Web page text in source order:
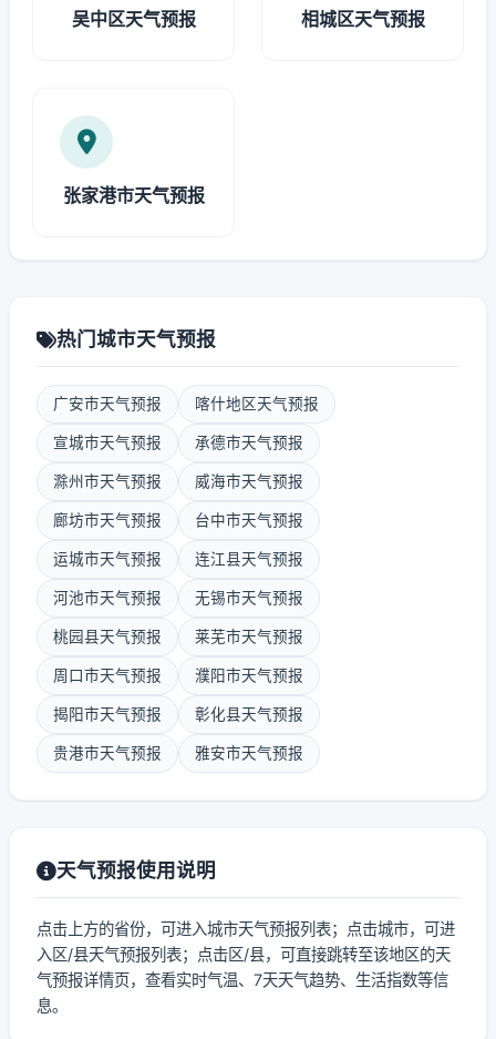
吴中区天气预报 相城区天气预报
张家港市天气预报
热门城市天气预报
广安市天气预报 喀什地区天气预报
宣城市天气预报 承德市天气预报
滁州市天气预报 威海市天气预报
廊坊市天气预报 台中市天气预报
运城市天气预报 连江县天气预报
河池市天气预报 无锡市天气预报
桃园县天气预报 莱芜市天气预报
周口市天气预报 濮阳市天气预报
揭阳市天气预报 彰化县天气预报
贵港市天气预报 雅安市天气预报
天气预报使用说明
点击上方的省份，可进入城市天气预报列表；点击城市，可进
入区/县天气预报列表；点击区/县，可直接跳转至该地区的天
气预报详情页，查看实时气温、7天天气趋势、生活指数等信
息。